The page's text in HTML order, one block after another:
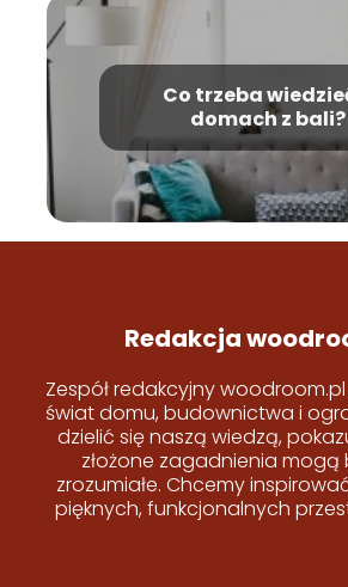
Co trzeba
domach z bali?
Redakcja
Zespół redakcyjny
świat domu, budownictwa i
dzielić się naszą wiedzą,
złożone zagadnienia mogą
zrozumiałe. Chcemy
pięknych, funkcjonalnych